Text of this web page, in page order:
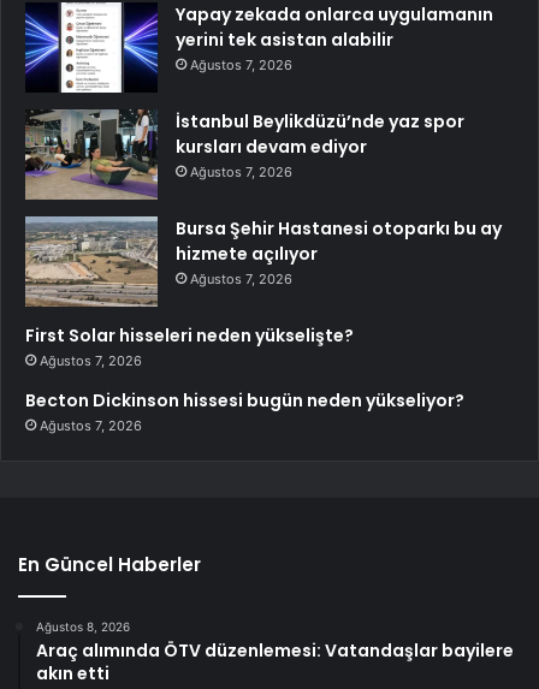
Yapay zekada onlarca uygulamanın
yerini tek asistan alabilir
Ağustos 7, 2026
İstanbul Beylikdüzü’nde yaz spor
kursları devam ediyor
Ağustos 7, 2026
Bursa Şehir Hastanesi otoparkı bu ay
hizmete açılıyor
Ağustos 7, 2026
First Solar hisseleri neden yükselişte?
Ağustos 7, 2026
Becton Dickinson hissesi bugün neden yükseliyor?
Ağustos 7, 2026
En Güncel Haberler
Ağustos 8, 2026
Araç alımında ÖTV düzenlemesi: Vatandaşlar bayilere
akın etti